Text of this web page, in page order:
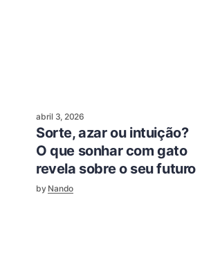
abril 3, 2026
Sorte, azar ou intuição?
O que sonhar com gato
revela sobre o seu futuro
by Nando